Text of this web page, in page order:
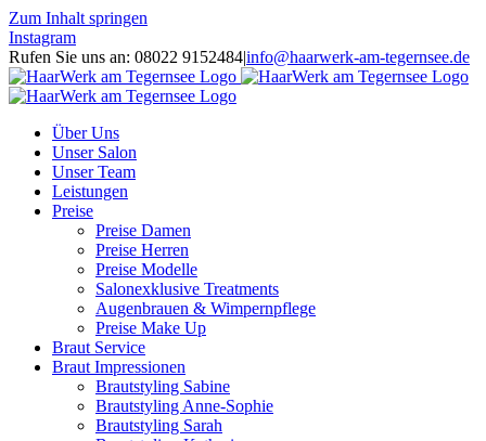
Zum Inhalt springen
Instagram
Rufen Sie uns an: 08022 9152484|info@haarwerk-am-tegernsee.de
Über Uns
Unser Salon
Unser Team
Leistungen
Preise
Preise Damen
Preise Herren
Preise Modelle
Salonexklusive Treatments
Augenbrauen & Wimpernpflege
Preise Make Up
Braut Service
Braut Impressionen
Brautstyling Sabine
Brautstyling Anne-Sophie
Brautstyling Sarah